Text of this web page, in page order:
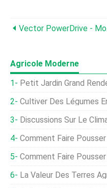
Vector
Agricole Moderne
Petit Jardin Grand
Cultiver Des Légumes
Discussions Sur Le Climat De
Comment Faire Pousser
Comment Faire Pousser Et
La Valeur Des Terres Agricoles